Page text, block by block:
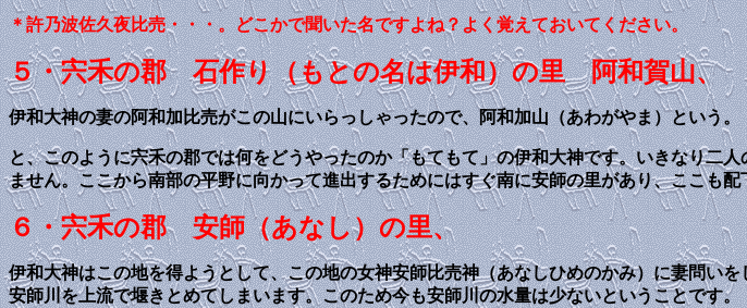
＊許乃波佐久夜比売・・・。どこかで聞いた名ですよね？よく覚えておいてください。
５・宍禾の郡 石作り（もとの名は伊和）の里 阿和賀山、
伊和大神の妻の阿和加比売がこの山にいらっしゃったので、阿和加山（あわがやま）という。
と、このように宍禾の郡では何をどうやったのか「もてもて」の伊和大神です。いきなり二
ません。ここから南部の平野に向かって進出するためにはすぐ南に安師の里があり、ここも
６・宍禾の郡 安師（あなし）の里、
伊和大神はこの地を得ようとして、この地の女神安師比売神（あなしひめのかみ）に妻問い
安師川を上流で堰きとめてしまいます。このため今も安師川の水量は少ないということです。